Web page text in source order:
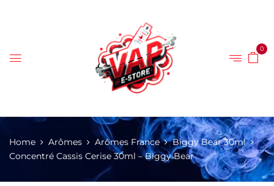
0
Home Arômes Arômes France
Biggy Bear 30ml
Concentré Cassis Cerise 30ml – Biggy Bear